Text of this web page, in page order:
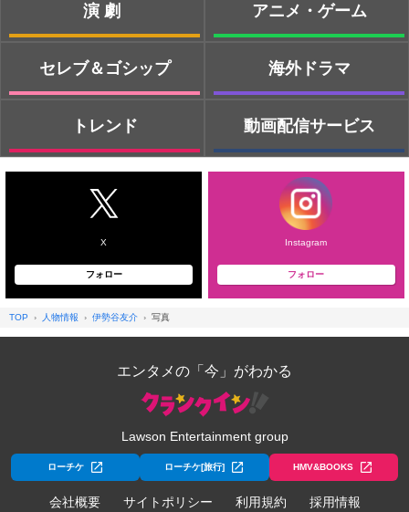
演劇
セレブ＆ゴシップ
トレンド
アニメ・ゲーム
海外ドラマ
動画配信サービス
X
フォロー
Instagram
フォロー
TOP 人物情報 伊勢谷友介 写真
エンタメの「今」がわかる
Lawson Entertainment group
ローチケ ローチケ[旅行] HMV&BOOKS
会社概要 サイトポリシー 利用規約 採用情報